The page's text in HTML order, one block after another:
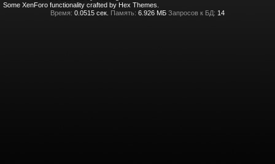
Some XenForo functionality crafted by Hex Themes
Время: 0.0515 сек. Память: 6.926 МБ Запросов к БД: 14